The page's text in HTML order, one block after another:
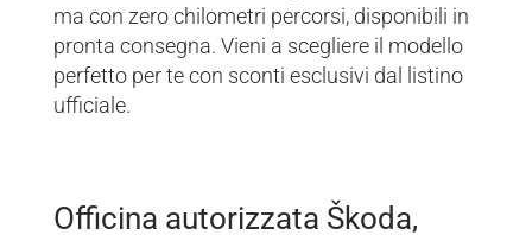
ma con zero chilometri percorsi, disponibili in
pronta consegna. Vieni a scegliere il modello
perfetto per te con sconti esclusivi dal listino
ufficiale.
Officina autorizzata Škoda,